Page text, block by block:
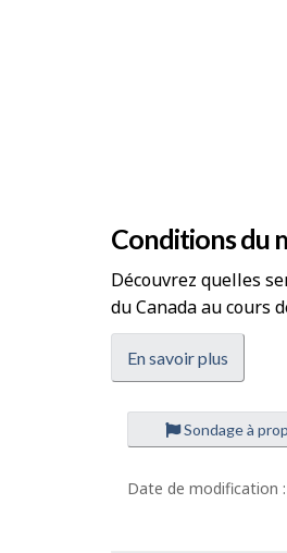
Conditions du
Découvrez quelles
du Canada au cours
En savoir plus
Sondage à
D
é
Date de modification :